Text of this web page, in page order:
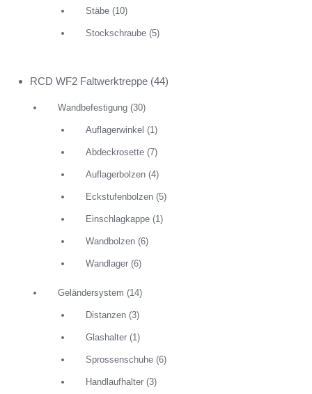
Stäbe (10)
Stockschraube (5)
RCD WF2 Faltwerktreppe (44)
Wandbefestigung (30)
Auflagerwinkel (1)
Abdeckrosette (7)
Auflagerbolzen (4)
Eckstufenbolzen (5)
Einschlagkappe (1)
Wandbolzen (6)
Wandlager (6)
Geländersystem (14)
Distanzen (3)
Glashalter (1)
Sprossenschuhe (6)
Handlaufhalter (3)